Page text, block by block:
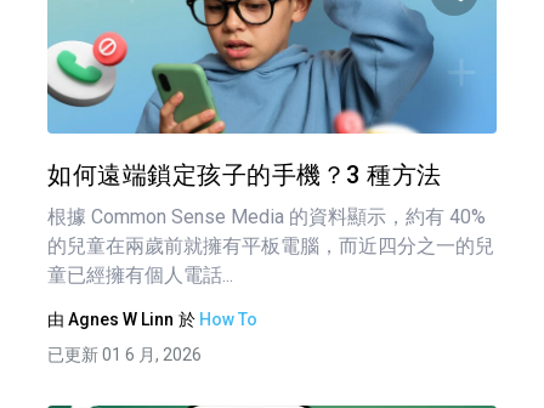
如何遠端鎖定孩子的手機？3 種方法
根據 Common Sense Media 的資料顯示，約有 40%
的兒童在兩歲前就擁有平板電腦，而近四分之一的兒
童已經擁有個人電話...
由 Agnes W Linn 於 How To
已更新 01 6 月, 2026